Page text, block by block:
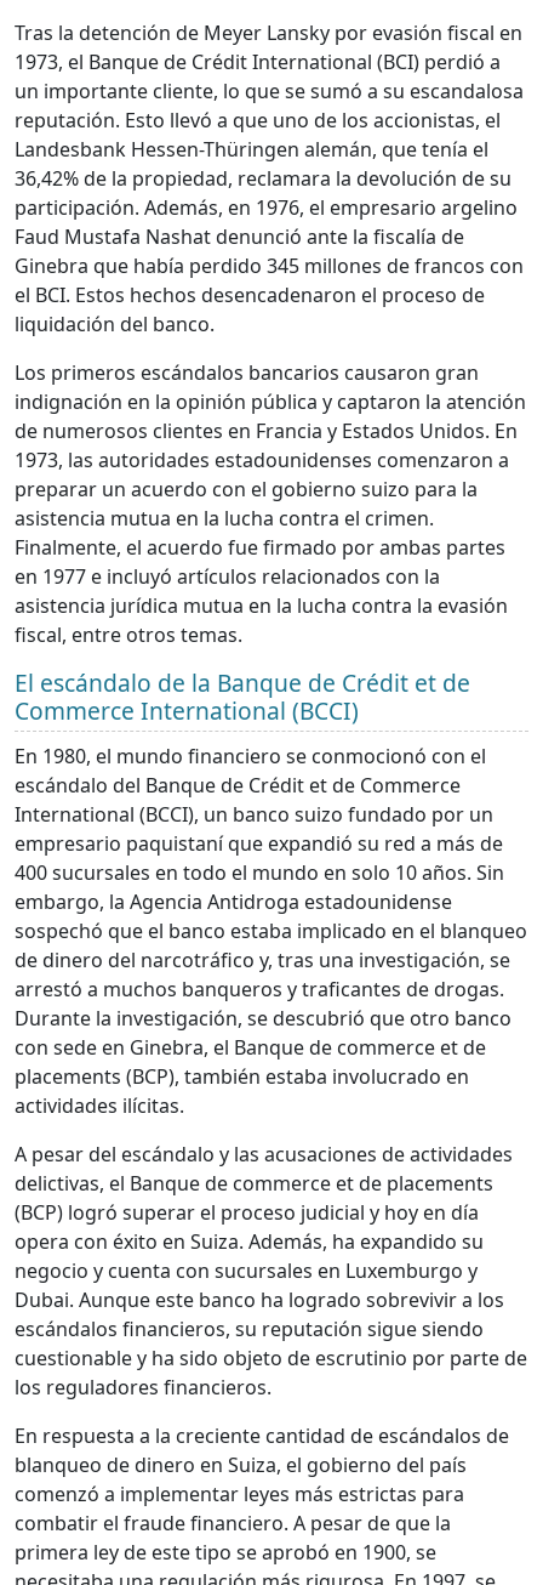
Tras la detención de Meyer Lansky por evasión fiscal en
1973, el Banque de Crédit International (BCI) perdió a
un importante cliente, lo que se sumó a su escandalosa
reputación. Esto llevó a que uno de los accionistas, el
Landesbank Hessen-Thüringen alemán, que tenía el
36,42% de la propiedad, reclamara la devolución de su
participación. Además, en 1976, el empresario argelino
Faud Mustafa Nashat denunció ante la fiscalía de
Ginebra que había perdido 345 millones de francos con
el BCI. Estos hechos desencadenaron el proceso de
liquidación del banco.
Los primeros escándalos bancarios causaron gran
indignación en la opinión pública y captaron la atención
de numerosos clientes en Francia y Estados Unidos. En
1973, las autoridades estadounidenses comenzaron a
preparar un acuerdo con el gobierno suizo para la
asistencia mutua en la lucha contra el crimen.
Finalmente, el acuerdo fue firmado por ambas partes
en 1977 e incluyó artículos relacionados con la
asistencia jurídica mutua en la lucha contra la evasión
fiscal, entre otros temas.
El escándalo de la Banque de Crédit et de
Commerce International (BCCI)
En 1980, el mundo financiero se conmocionó con el
escándalo del Banque de Crédit et de Commerce
International (BCCI), un banco suizo fundado por un
empresario paquistaní que expandió su red a más de
400 sucursales en todo el mundo en solo 10 años. Sin
embargo, la Agencia Antidroga estadounidense
sospechó que el banco estaba implicado en el blanqueo
de dinero del narcotráfico y, tras una investigación, se
arrestó a muchos banqueros y traficantes de drogas.
Durante la investigación, se descubrió que otro banco
con sede en Ginebra, el Banque de commerce et de
placements (BCP), también estaba involucrado en
actividades ilícitas.
A pesar del escándalo y las acusaciones de actividades
delictivas, el Banque de commerce et de placements
(BCP) logró superar el proceso judicial y hoy en día
opera con éxito en Suiza. Además, ha expandido su
negocio y cuenta con sucursales en Luxemburgo y
Dubai. Aunque este banco ha logrado sobrevivir a los
escándalos financieros, su reputación sigue siendo
cuestionable y ha sido objeto de escrutinio por parte de
los reguladores financieros.
En respuesta a la creciente cantidad de escándalos de
blanqueo de dinero en Suiza, el gobierno del país
comenzó a implementar leyes más estrictas para
combatir el fraude financiero. A pesar de que la
primera ley de este tipo se aprobó en 1900, se